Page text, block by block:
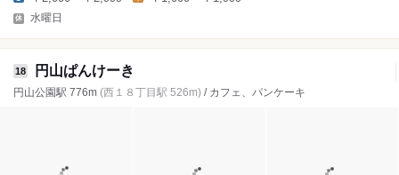
水曜日
18 円山ぱんけーき
円山公園駅 776m (西１８丁目駅 526m) / カフェ、パンケーキ